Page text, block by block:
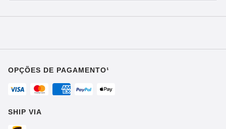
OPÇÕES DE PAGAMENTO¹
SHIP VIA